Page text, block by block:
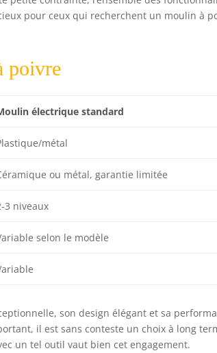
pour ceux qui recherchent un moulin à
poivre
électrique standard
métal
ou métal, garantie limitée
3 niveaux
selon le modèle
son design élégant et sa
il est sans conteste un choix à long
un tel outil vaut bien cet engagement.